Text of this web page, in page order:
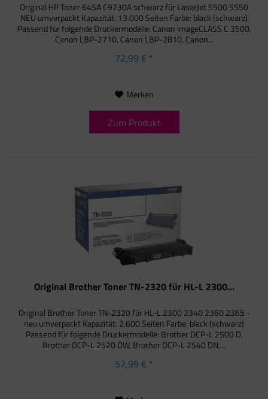
Original HP Toner 645A C9730A schwarz für LaserJet 5500 5550
NEU umverpackt Kapazität: 13.000 Seiten Farbe: black (schwarz)
Passend für folgende Druckermodelle: Canon imageCLASS C 3500,
Canon LBP-2710, Canon LBP-2810, Canon...
72,99 € *
Merken
Zum Produkt
Original Brother Toner TN-2320 für HL-L 2300...
Original Brother Toner TN-2320 für HL-L 2300 2340 2360 2365 -
neu umverpackt Kapazität: 2.600 Seiten Farbe: black (schwarz)
Passend für folgende Druckermodelle: Brother DCP-L 2500 D,
Brother DCP-L 2520 DW, Brother DCP-L 2540 DN,...
52,99 € *